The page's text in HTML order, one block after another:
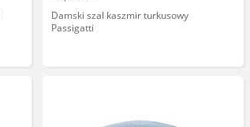
Damski szal kaszmir turkusowy
Passigatti